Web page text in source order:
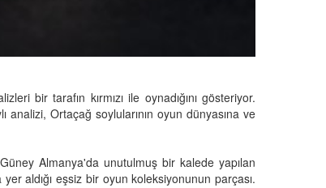
bir tarafın kırmızı ile oynadığını gösteriyor.
analizi, Ortaçağ soylularının oyun dünyasına ve
Almanya'da unutulmuş bir kalede yapılan
aldığı eşsiz bir oyun koleksiyonunun parçası.